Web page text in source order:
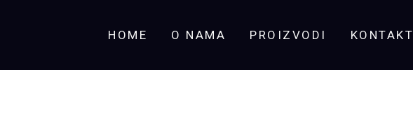
HOME O NAMA PROIZVODI KONTAKT
quantity